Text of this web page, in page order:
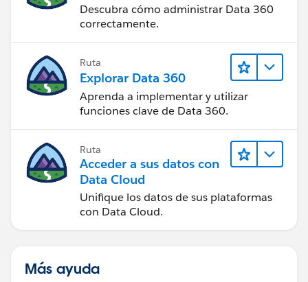
Descubra cómo administrar Data 360
correctamente.
Ruta
Explorar Data 360
Aprenda a implementar y utilizar
funciones clave de Data 360.
Ruta
Acceder a sus datos con
Data Cloud
Unifique los datos de sus plataformas
con Data Cloud.
Más ayuda